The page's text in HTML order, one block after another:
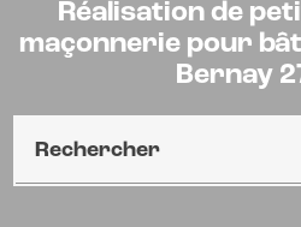
Réalisation de
maçonnerie pour
Bernay
Rechercher